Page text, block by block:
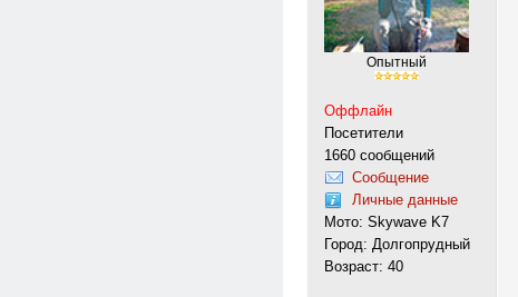
Опытный
Оффлайн
Посетители
1660 сообщений
Сообщение
Личные данные
Мото: Skywave K7
Город: Долгопрудный
Возраст: 40